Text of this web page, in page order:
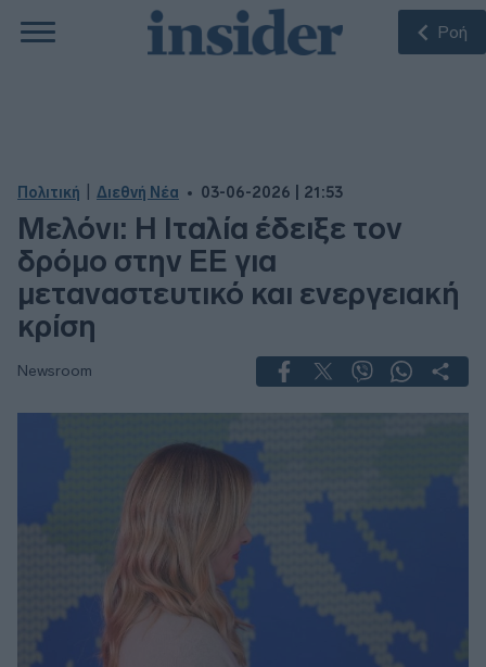
Ροή
Πολιτική Διεθνή Νέα 03-06-2026 | 21:53
Μελόνι: Η Ιταλία έδειξε τον
δρόμο στην ΕΕ για
μεταναστευτικό και ενεργειακή
κρίση
Newsroom